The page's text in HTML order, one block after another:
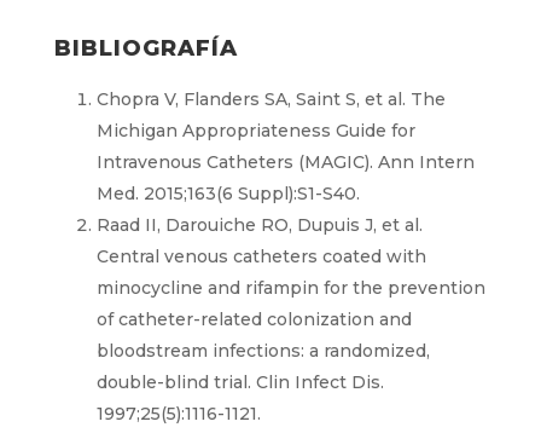
BIBLIOGRAFÍA
Chopra V, Flanders SA, Saint S, et al. The
Michigan Appropriateness Guide for
Intravenous Catheters (MAGIC). Ann Intern
Med. 2015;163(6 Suppl):S1-S40.
Raad II, Darouiche RO, Dupuis J, et al.
Central venous catheters coated with
minocycline and rifampin for the prevention
of catheter-related colonization and
bloodstream infections: a randomized,
double-blind trial. Clin Infect Dis.
1997;25(5):1116-1121.